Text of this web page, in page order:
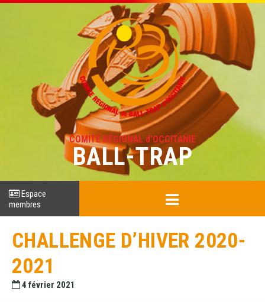
COMITÉ RÉGIONAL d'OCCITANIE
BALL-TRAP
Espace
membres
CHALLENGE D’HIVER 2020-
2021
4 février 2021